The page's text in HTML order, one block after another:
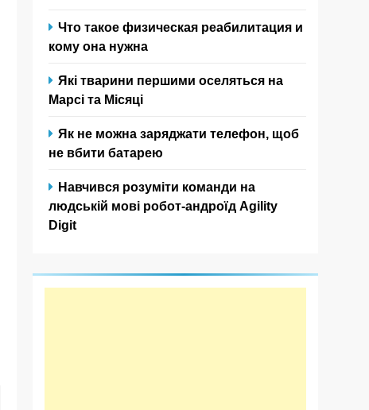
Что такое физическая реабилитация и
кому она нужна
Які тварини першими оселяться на
Марсі та Місяці
Як не можна заряджати телефон, щоб
не вбити батарею
Навчився розуміти команди на
людській мові робот-андроїд Agility
Digit